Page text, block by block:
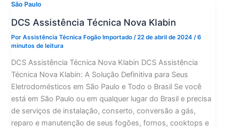
São Paulo
DCS Assistência Técnica Nova Klabin
PorAssistência Técnica Fogão Importado/22 de abril de 2024/6
minutos de leitura
DCS Assistência Técnica Nova Klabin DCS Assistência
Técnica Nova Klabin: A Solução Definitiva para Seus
Eletrodomésticos em São Paulo e Todo o Brasil Se você
está em São Paulo ou em qualquer lugar do Brasil e precisa
de serviços de instalação, conserto, conversão a gás,
reparo e manutenção de seus fogões, fornos, cooktops e